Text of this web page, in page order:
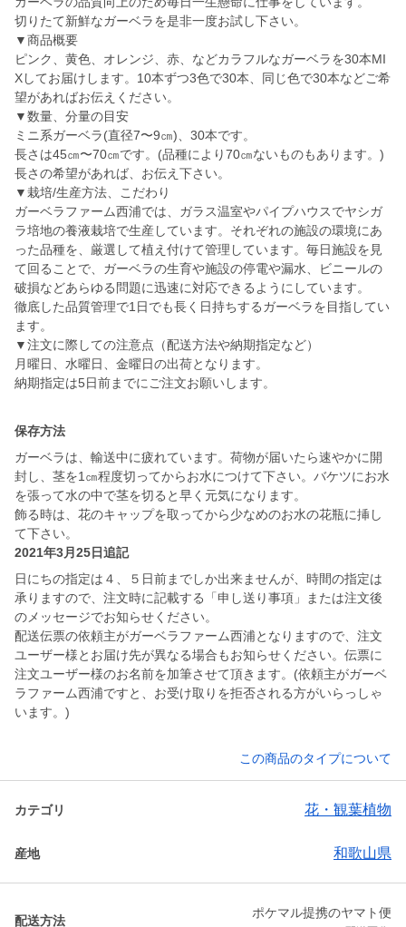
切りたて新鮮なガーベラを是非一度お試し下さい。
▼商品概要
ピンク、黄色、オレンジ、赤、などカラフルなガーベラを30本MI
Xしてお届けします。10本ずつ3色で30本、同じ色で30本などご希
望があればお伝えください。
▼数量、分量の目安
ミニ系ガーベラ(直径7〜9㎝)、30本です。
長さは45㎝〜70㎝です。(品種により70㎝ないものもあります。)
長さの希望があれば、お伝え下さい。
▼栽培/生産方法、こだわり
ガーベラファーム西浦では、ガラス温室やパイプハウスでヤシガ
ラ培地の養液栽培で生産しています。それぞれの施設の環境にあ
った品種を、厳選して植え付けて管理しています。毎日施設を見
て回ることで、ガーベラの生育や施設の停電や漏水、ビニールの
破損などあらゆる問題に迅速に対応できるようにしています。
徹底した品質管理で1日でも長く日持ちするガーベラを目指してい
ます。
▼注文に際しての注意点（配送方法や納期指定など）
月曜日、水曜日、金曜日の出荷となります。
納期指定は5日前までにご注文お願いします。
保存方法
ガーベラは、輸送中に疲れています。荷物が届いたら速やかに開
封し、茎を1㎝程度切ってからお水につけて下さい。バケツにお水
を張って水の中で茎を切ると早く元気になります。
飾る時は、花のキャップを取ってから少なめのお水の花瓶に挿し
て下さい。
2021年3月25日追記
日にちの指定は４、５日前までしか出来ませんが、時間の指定は
承りますので、注文時に記載する「申し送り事項」または注文後
のメッセージでお知らせください。
配送伝票の依頼主がガーベラファーム西浦となりますので、注文
ユーザー様とお届け先が異なる場合もお知らせください。伝票に
注文ユーザー様のお名前を加筆させて頂きます。(依頼主がガーベ
ラファーム西浦ですと、お受け取りを拒否される方がいらっしゃ
います。)
この商品のタイプについて
カテゴリ 花・観葉植物
産地 和歌山県
配送方法
ポケマル提携のヤマト便